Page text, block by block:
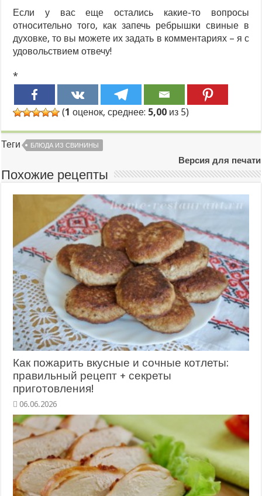
Если у вас еще остались какие-то вопросы
относительно того, как запечь ребрышки свиные в
духовке, то вы можете их задать в комментариях – я с
удовольствием отвечу!
*
(1 оценок, среднее: 5,00 из 5)
Теги БЛЮДА ИЗ СВИНИНЫ
Версия для печати
Похожие рецепты
Как пожарить вкусные и сочные котлеты:
правильный рецепт + секреты
приготовления!
06.06.2026